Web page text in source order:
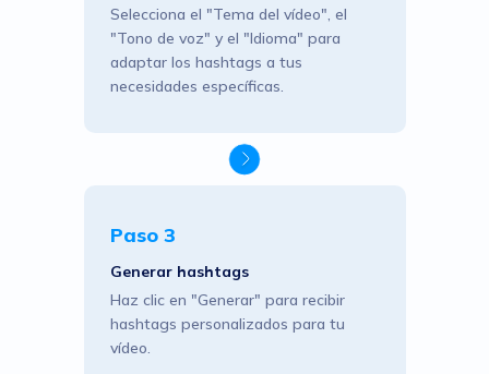
Selecciona el "Tema del vídeo", el
"Tono de voz" y el "Idioma" para
adaptar los hashtags a tus
necesidades específicas.
Paso 3
Generar hashtags
Haz clic en "Generar" para recibir
hashtags personalizados para tu
vídeo.